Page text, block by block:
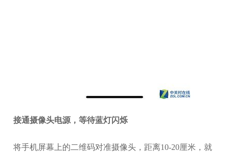
接通摄像头电源，等待蓝灯闪烁
将手机屏幕上的二维码对准摄像头，距离10-20厘米，就